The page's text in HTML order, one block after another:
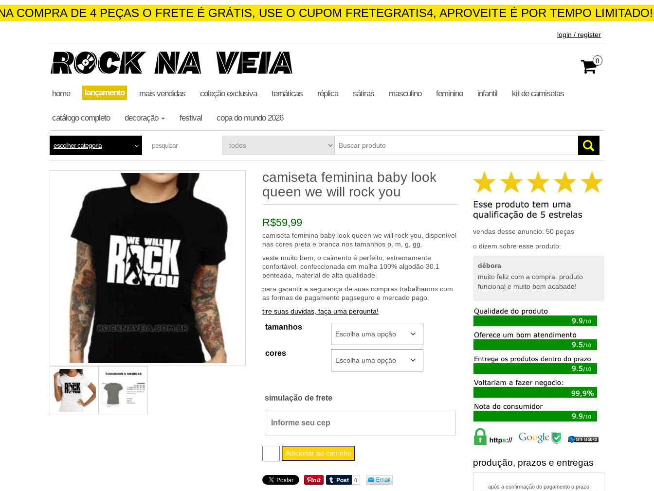
COMPRA DE 4 PEÇAS O FRETE É GRÁTIS, USE O CUPOM FRETEGRATIS4, APROVEITE É POR TEMPO LIMITADO!
login / register
0
home lançamento mais vendidas coleção exclusiva temáticas réplica sátiras masculino feminino infantil kit de camisetas
catálogo completo decoração festival copa do mundo 2026
escolher categoria pesquisar
camiseta feminina baby look
queen we will rock you
R$59,99
camiseta feminina baby look queen we will rock you, disponível
nas cores preta e branca nos tamanhos p, m, g, gg.
veste muito bem, o caimento é perfeito, extremamente
confortável. confeccionada em malha 100% algodão 30.1
penteada, material de alta qualidade.
para garantir a segurança de suas compras trabalhamos com
as formas de pagamento pagseguro e mercado pago.
tire suas duvidas, faça uma pergunta!
tamanhos
cores
simulação de frete
camiseta
feminina
baby
Adicionar ao carrinho
vendas desse anuncio: 50 peças
o dizem sobre esse produto:
débora
muito feliz com a compra. produto
funcional e muito bem acabado!
produção, prazos e entregas
após a confirmação do pagamento o prazo